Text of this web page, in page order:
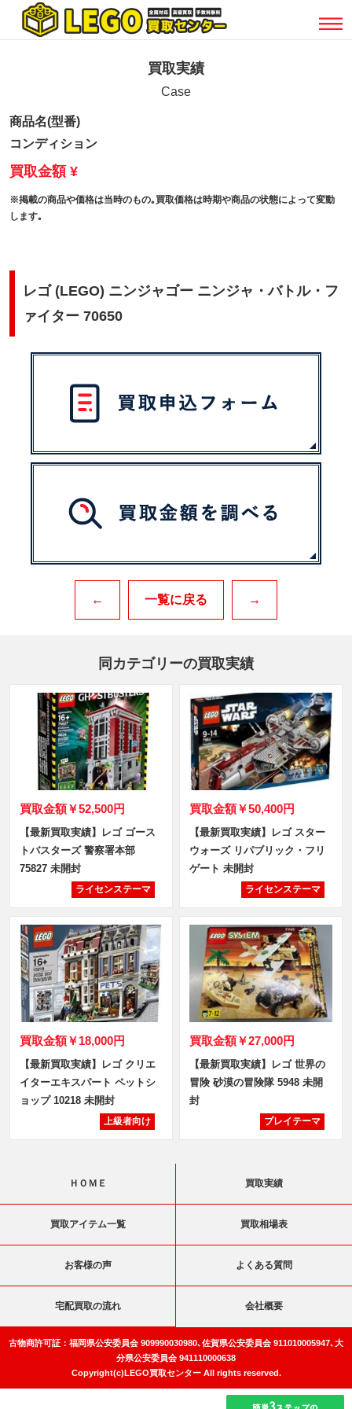
買取実績
Case
商品名(型番)
コンディション
買取金額 ¥
※掲載の商品や価格は当時のもの｡買取価格は時期や商品の状態によって変動
します｡
レゴ (LEGO) ニンジャゴー ニンジャ・バトル・フ
ァイター 70650
← 一覧に戻る →
同カテゴリーの買取実績
買取金額￥52,500円
【最新買取実績】レゴ ゴース
トバスターズ 警察署本部
75827 未開封
ライセンステーマ
買取金額￥50,400円
【最新買取実績】レゴ スター
ウォーズ リパブリック・フリ
ゲート 未開封
ライセンステーマ
買取金額￥18,000円
【最新買取実績】レゴ クリエ
イターエキスパート ペットシ
ョップ 10218 未開封
上級者向け
買取金額￥27,000円
【最新買取実績】レゴ 世界の
冒険 砂漠の冒険隊 5948 未開
封
プレイテーマ
ＨＯＭＥ 買取実績
買取アイテム一覧 買取相場表
お客様の声 よくある質問
宅配買取の流れ 会社概要
古物商許可証：福岡県公安委員会 909990030980､佐賀県公安委員会 911010005947､大
分県公安委員会 941110000638
Copyright(c)LEGO買取センター All rights reserved.